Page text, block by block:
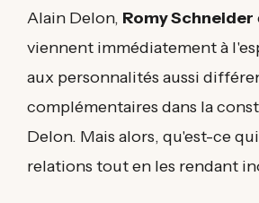
Alain Delon, Romy Schneider
viennent immédiatement à
aux personnalités aussi
complémentaires dans la
Delon. Mais alors, qu'est-ce
relations tout en les rendant